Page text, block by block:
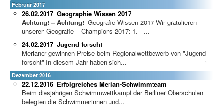
Februar 2017
Geographie Wissen 2017
26.02.2017
Achtung! – Achtung! Geografie Wissen 2017 Wir gratulieren
unseren Geografie – Champions 2017: 1. ...
Jugend forscht
24.02.2017
Merianer gewinnen Preise beim Regionalwettbewerb von "Jugend
forscht" In diesem Jahr haben sich...
Dezember 2016
Erfolgreiches Merian-Schwimmteam
22.12.2016
Beim diesjährigen Schwimmwettkampf der Berliner Oberschulen
belegten die Schwimmerinnen und...